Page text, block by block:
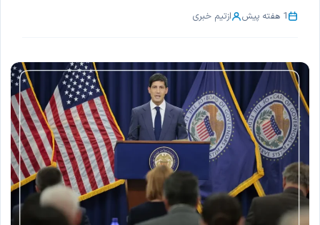
1 هفته پیش ازتیم خبری